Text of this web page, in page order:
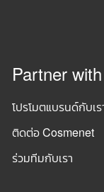
Partner
โปรโมตแบรนด์กับเร
ติดต่อ Cosmenet
ร่วมทีมกับเรา